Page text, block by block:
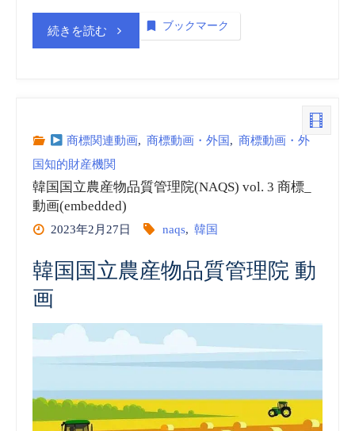
続きを読む“韓
立
農
産
品
院
ブックマーク
商標関連動画, 商標動画・外国 , 商標動画・外
国知的財産機関
韓国国立農産物品質管理院(NAQS) vol. 3 商標_
動画(embedded)
2023年2月27日 naqs, 韓国
韓国国立農産物品質管理院 動
画